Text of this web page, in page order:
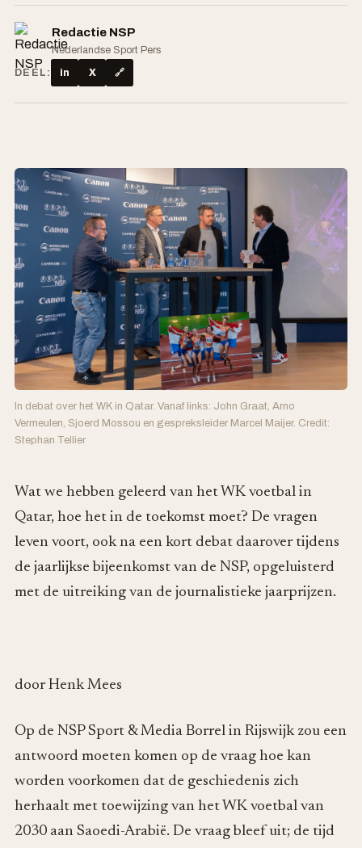
Redactie NSP
Nederlandse Sport Pers
DEEL:
in X 🔗
In debat over het WK in Qatar. Vanaf links: John Graat, Arno
Vermeulen, Sjoerd Mossou en gespreksleider Marcel Maijer. Credit:
Stephan Tellier
Wat we hebben geleerd van het WK voetbal in
Qatar, hoe het in de toekomst moet? De vragen
leven voort, ook na een kort debat daarover tijdens
de jaarlijkse bijeenkomst van de NSP, opgeluisterd
met de uitreiking van de journalistieke jaarprijzen.
door Henk Mees
Op de NSP Sport & Media Borrel in Rijswijk zou een
antwoord moeten komen op de vraag hoe kan
worden voorkomen dat de geschiedenis zich
herhaalt met toewijzing van het WK voetbal van
2030 aan Saoedi-Arabië. De vraag bleef uit; de tijd